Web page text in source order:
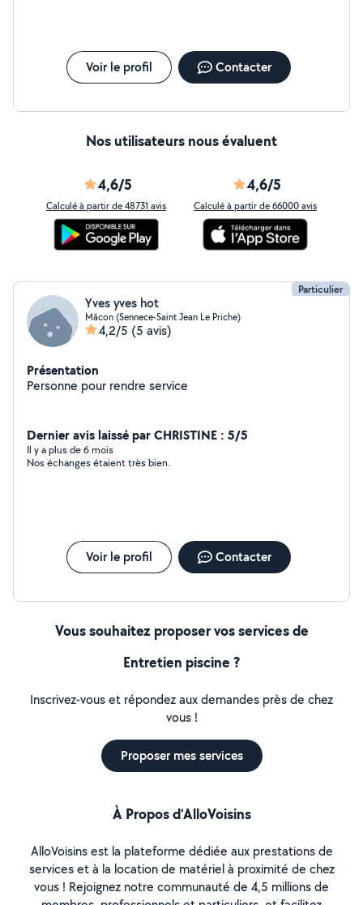
Voir le profil Contacter
Nos utilisateurs nous évaluent
4,6/5
Calculé à partir de 48731 avis
4,6/5
Calculé à partir de 66000 avis
Particulier
Yves yves hot
Mâcon (Sennece-Saint Jean Le Priche)
4,2/5 (5 avis)
Présentation
Personne pour rendre service
Dernier avis laissé par CHRISTINE : 5/5
Il y a plus de 6 mois
Nos échanges étaient très bien.
Voir le profil Contacter
Vous souhaitez proposer vos services de
Entretien piscine ?
Inscrivez-vous et répondez aux demandes près de chez
vous !
Proposer mes services
À Propos d’AlloVoisins
AlloVoisins est la plateforme dédiée aux prestations de
services et à la location de matériel à proximité de chez
vous ! Rejoignez notre communauté de 4,5 millions de